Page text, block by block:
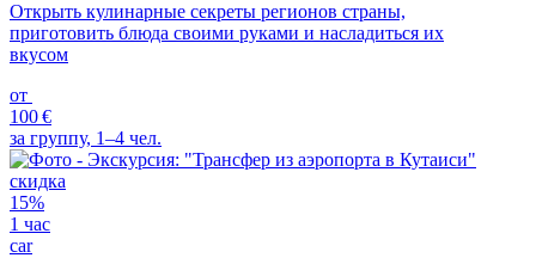
Открыть кулинарные секреты регионов страны,
приготовить блюда своими руками и насладиться их
вкусом
от
100 €
за группу, 1–4 чел.
скидка
15%
1 час
car